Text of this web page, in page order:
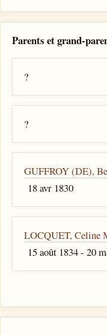
Parents et grand-
?
?
GUFFROY (DE),
18 avr 1830
LOCQUET, Celine
15 août 1834 - 20